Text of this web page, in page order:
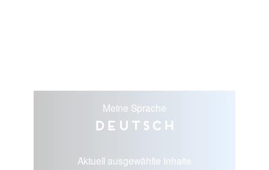
Meine Sprache
Deutsch
Aktuell ausgewählte Inhalte